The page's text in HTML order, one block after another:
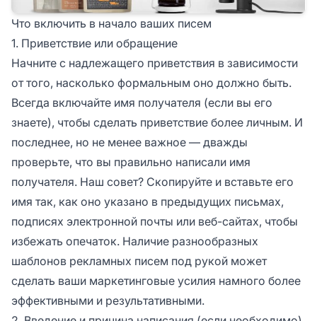
Что включить в начало ваших писем
1. Приветствие или обращение
Начните с надлежащего приветствия в зависимости
от того, насколько формальным оно должно быть.
Всегда включайте имя получателя (если вы его
знаете), чтобы сделать приветствие более личным. И
последнее, но не менее важное — дважды
проверьте, что вы правильно написали имя
получателя. Наш совет? Скопируйте и вставьте его
имя так, как оно указано в предыдущих письмах,
подписях электронной почты или веб-сайтах, чтобы
избежать опечаток. Наличие разнообразных
шаблонов рекламных писем под рукой может
сделать ваши маркетинговые усилия намного более
эффективными и результативными.